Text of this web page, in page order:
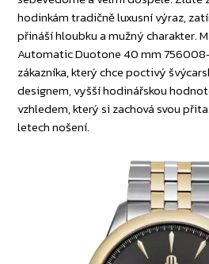
hodinkám tradičně luxusní výraz,
přináší hloubku a mužný charakter.
Automatic Duotone 40 mm
zákazníka, který chce poctivý
designem, vyšší hodinářskou
vzhledem, který si zachová svou
letech nošení.